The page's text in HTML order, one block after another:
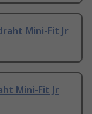
Mini-Fit Jr
Mini-Fit Jr